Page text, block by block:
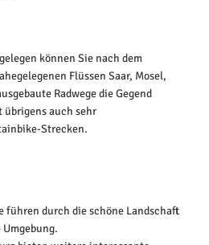
können Sie nach dem
Flüssen Saar, Mosel,
Radwege die Gegend
übrigens auch sehr
Strecken.
führen durch die schöne Landschaft